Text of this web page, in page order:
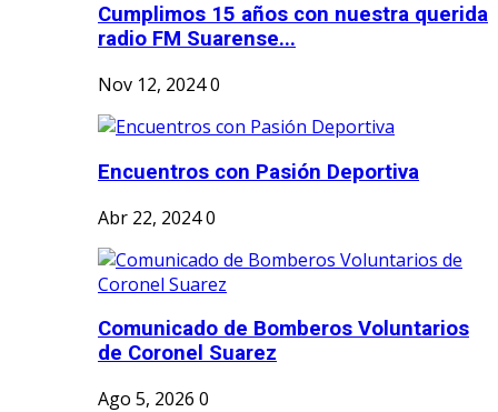
Cumplimos 15 años con nuestra querida
radio FM Suarense...
Nov 12, 20240
Encuentros con Pasión Deportiva
Abr 22, 20240
Comunicado de Bomberos Voluntarios
de Coronel Suarez
Ago 5, 2026 0